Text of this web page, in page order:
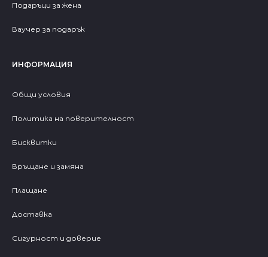
Подаръци за жена
Ваучер за подарък
ИНФОРМАЦИЯ
Общи условия
Политика на поверителност
Бисквитки
Връщане и замяна
Плащане
Доставка
Сигурност и доверие